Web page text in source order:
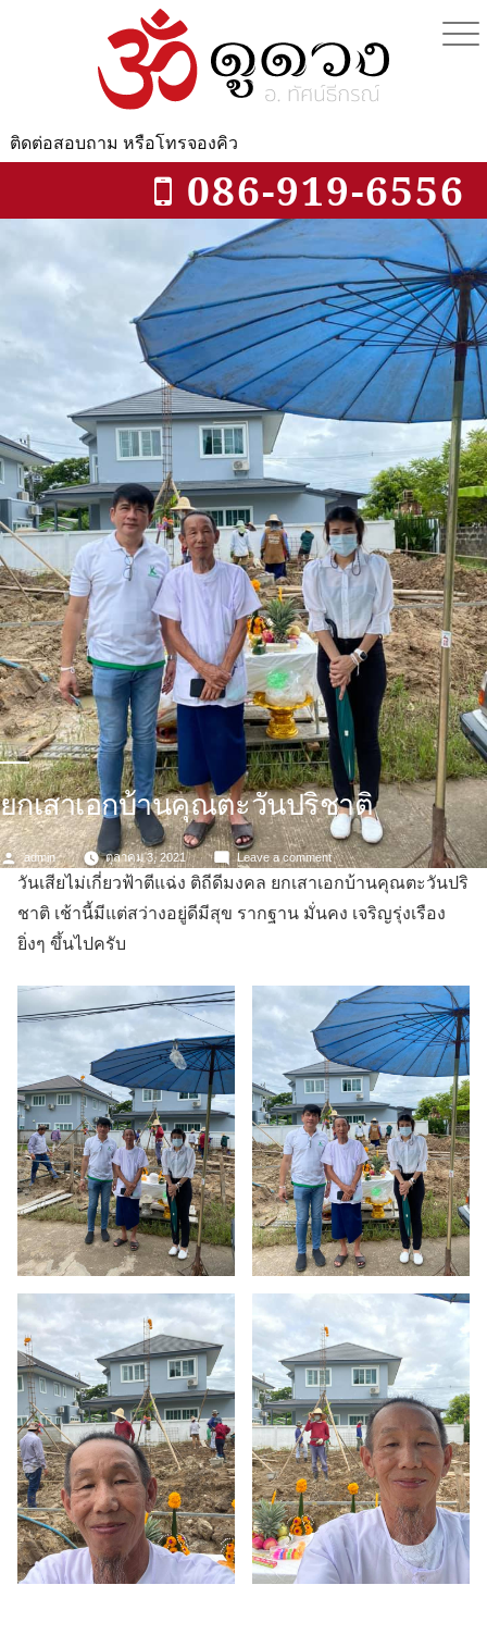
ติดต่อสอบถาม หรือโทรจองคิว
086-919-6556
ยกเสาเอกบ้านคุณตะวันปริชาติ
Posted
by
admin ตุลาคม 3, 2021 Leave a commenton
ยก
บ้าน
ปริ
ชาติ
วันเสียไม่เกี่ยวฟ้าตีแฉ่ง ติถีดีมงคล ยกเสาเอกบ้านคุณตะวันปริ
ชาติ เช้านี้มีแต่สว่างอยู่ดีมีสุข รากฐาน มั่นคง เจริญรุ่งเรือง
ยิ่งๆ ขึ้นไปครับ